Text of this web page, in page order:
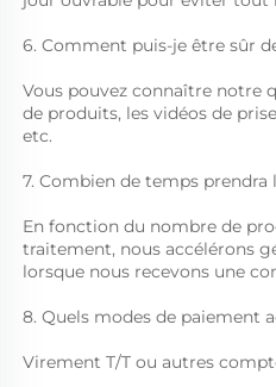
6. Comment puis-je être sûr
Vous pouvez connaître notre
de produits, les vidéos de
etc.
7. Combien de temps prendra
En fonction du nombre de
traitement, nous accélérons
lorsque nous recevons une
8. Quels modes de paiement
Virement T/T ou autres